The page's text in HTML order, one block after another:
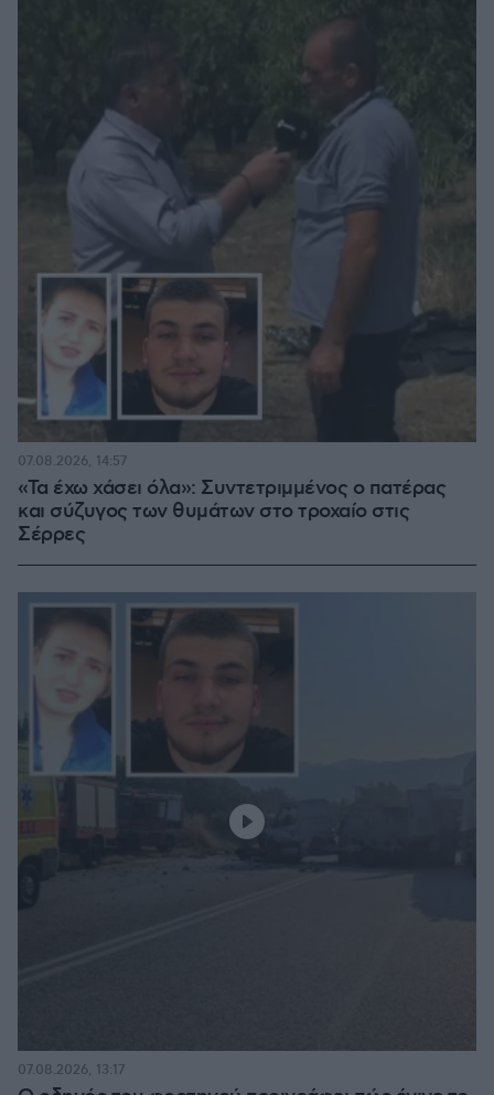
«Τα έχω χάσει όλα»: Συντετριμμένος ο πατέρας
και σύζυγος των θυμάτων στο τροχαίο στις
Σέρρες
07.08.2026, 14:57
07.08.2026, 13:17